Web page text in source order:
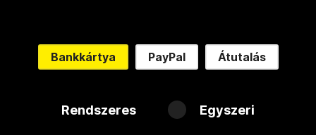
Bankkártya PayPal Átutalás
Rendszeres Egyszeri